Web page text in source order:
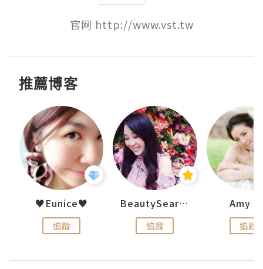
官网 http://www.vst.tw
推薦博客
♥Eunice♥
追蹤
BeautySearch
追蹤
Amy
追蹤